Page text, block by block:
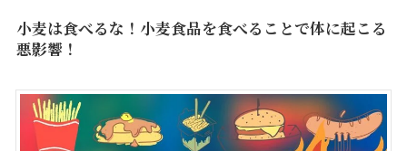
小麦は食べるな！小麦食品を食べることで体に起こる
悪影響！